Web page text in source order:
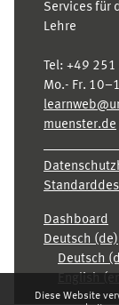
Diese Website
Services für
Lehre
Tel: +49
Mo.- Fr.
muenster.de
Dashboard
Deutsch ‎(de)‎
Deutsch